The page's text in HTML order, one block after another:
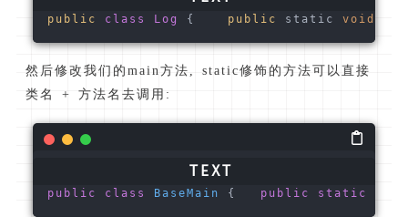
public class Log { public static void
然后修改我们的main方法, static修饰的方法可以直接
类名 + 方法名去调用:
public class BaseMain { public static